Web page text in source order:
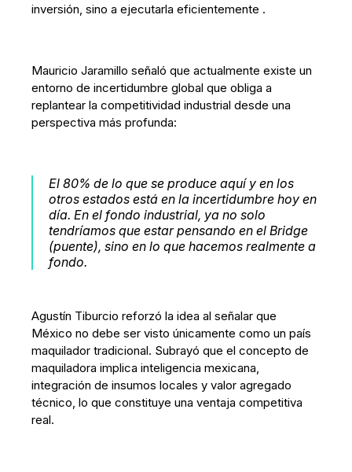
inversión, sino a ejecutarla eficientemente .
Mauricio Jaramillo señaló que actualmente existe un
entorno de incertidumbre global que obliga a
replantear la competitividad industrial desde una
perspectiva más profunda:
El 80% de lo que se produce aquí y en los
otros estados está en la incertidumbre hoy en
día. En el fondo industrial, ya no solo
tendríamos que estar pensando en elBridge
(puente), sino en lo que hacemos realmente a
fondo.
Agustín Tiburcio reforzó la idea al señalar que
México no debe ser visto únicamente como un país
maquilador tradicional. Subrayó que el concepto de
maquiladora implica inteligencia mexicana,
integración de insumos locales y valor agregado
técnico, lo que constituye una ventaja competitiva
real.